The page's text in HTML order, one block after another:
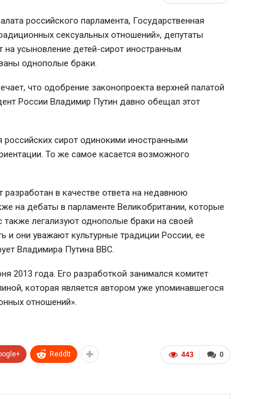
российского парламента, Государственная
сексуальных отношений», депутаты
усыновление детей-сирот иностранным
однополые браки.
что одобрение законопроекта верхней палатой
России Владимир Путин давно обещал этот
российских сирот одинокими иностранными
То же самое касается возможного
в качестве ответа на недавнюю
на дебаты в парламенте Великобритании, которые
также легализуют однополые браки на своей
и они уважают культурные традиции России, ее
Владимира Путина BBC.
2013 года. Его разработкой занимался комитет
которая является автором уже упоминавшегося
отношений».
0
443
ReddIt